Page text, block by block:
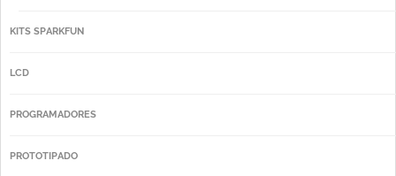
KITS SPARKFUN
LCD
PROGRAMADORES
PROTOTIPADO